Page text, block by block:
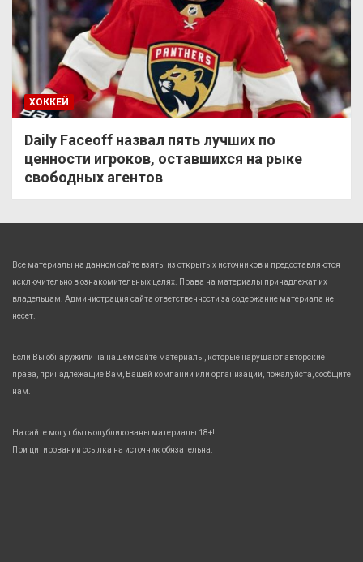
ХОККЕЙ
Daily Faceoff назвал пять лучших по
ценности игроков, оставшихся на рыке
свободных агентов
Все материалы на данном сайте взяты из открытых источников и предоставляются
исключительно в ознакомительных целях. Права на материалы принадлежат их
владельцам. Администрация сайта ответственности за содержание материала не
несет.
Если Вы обнаружили на нашем сайте материалы, которые нарушают авторские
права, принадлежащие Вам, Вашей компании или организации, пожалуйста, сообщите
нам.
На сайте могут быть опубликованы материалы 18+!
При цитировании ссылка на источник обязательна.